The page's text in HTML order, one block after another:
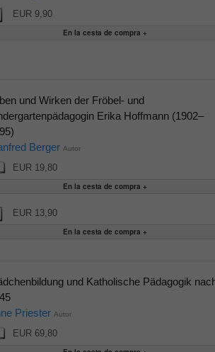
EUR 9,90
und Wirken der Fröbel- und
Erika Hoffmann (1902–
Berger Autor
EUR 19,80
EUR 13,90
und Katholische Pädagogik
Priester Autor
EUR 69,80